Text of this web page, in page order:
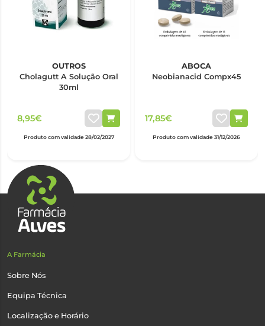
OUTROS
Cholagutt A Solução Oral
30ml
8,95€
Produto com validade 28/02/2027
ABOCA
Neobianacid Compx45
17,85€
Produto com validade 31/12/2026
A Farmácia
Sobre Nós
Equipa Técnica
Localização e Horário